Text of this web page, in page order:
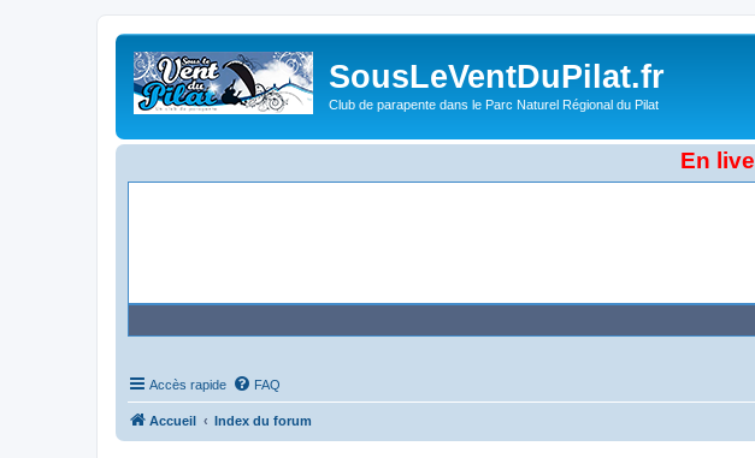
SousLeVentDuPilat.fr
Club de parapente dans le Parc Naturel Régional du Pilat
En live
Accès rapide FAQ
Accueil Index du forum